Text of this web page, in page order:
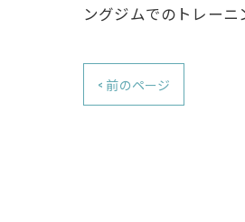
ングジムでのトレーニ
< 前のページ